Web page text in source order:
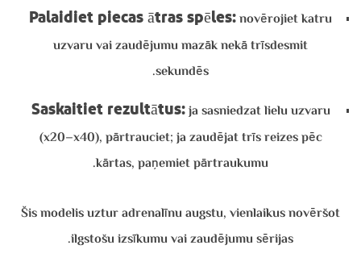
Palaidiet piecas ātras spēles: novērojiet katru
uzvaru vai zaudējumu mazāk nekā trīsdesmit
sekundēs.
Saskaitiet rezultātus:ja sasniedzat lielu uzvaru
(x20–x40), pārtrauciet; ja zaudējat trīs reizes pēc
kārtas, paņemiet pārtraukumu.
Šis modelis uztur adrenalīnu augstu, vienlaikus novēršot
ilgstošu izsīkumu vai zaudējumu sērijas.